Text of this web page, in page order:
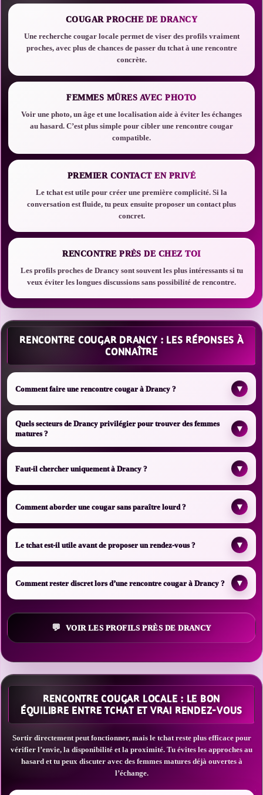
COUGAR PROCHE DE DRANCY
Une recherche cougar locale permet de viser des profils vraiment
proches, avec plus de chances de passer du tchat à une rencontre
concrète.
FEMMES MÛRES AVEC PHOTO
Voir une photo, un âge et une localisation aide à éviter les échanges
au hasard. C’est plus simple pour cibler une rencontre cougar
compatible.
PREMIER CONTACT EN PRIVÉ
Le tchat est utile pour créer une première complicité. Si la
conversation est fluide, tu peux ensuite proposer un contact plus
concret.
RENCONTRE PRÈS DE CHEZ TOI
Les profils proches de Drancy sont souvent les plus intéressants si tu
veux éviter les longues discussions sans possibilité de rencontre.
RENCONTRE COUGAR DRANCY : LES RÉPONSES À
CONNAÎTRE
Comment faire une rencontre cougar à Drancy ? ▾
Quels secteurs de Drancy privilégier pour trouver des femmes
matures ?
▾
Faut-il chercher uniquement à Drancy ? ▾
Comment aborder une cougar sans paraître lourd ? ▾
Le tchat est-il utile avant de proposer un rendez-vous ? ▾
Comment rester discret lors d’une rencontre cougar à Drancy ? ▾
VOIR LES PROFILS PRÈS DE DRANCY
RENCONTRE COUGAR LOCALE : LE BON
ÉQUILIBRE ENTRE TCHAT ET VRAI RENDEZ-VOUS
Sortir directement peut fonctionner, mais le tchat reste plus efficace pour
vérifier l’envie, la disponibilité et la proximité. Tu évites les approches au
hasard et tu peux discuter avec des femmes matures déjà ouvertes à
l’échange.